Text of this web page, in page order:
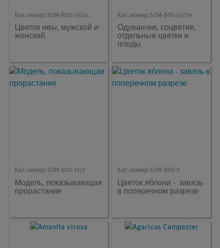
Кат.номер:SOM-BOS-15/14
Цветок ивы, мужской и
женский
Кат.номер:SOM-BOS-15/19
Одуванчик, соцветие,
отдельные цветки и
плоды
Кат.номер:SOM-BOS-15/7
Модель, показывающая
прорастание
Кат.номер:SOM-BOS-2
Цветок яблони - завязь
в поперечном разрезе